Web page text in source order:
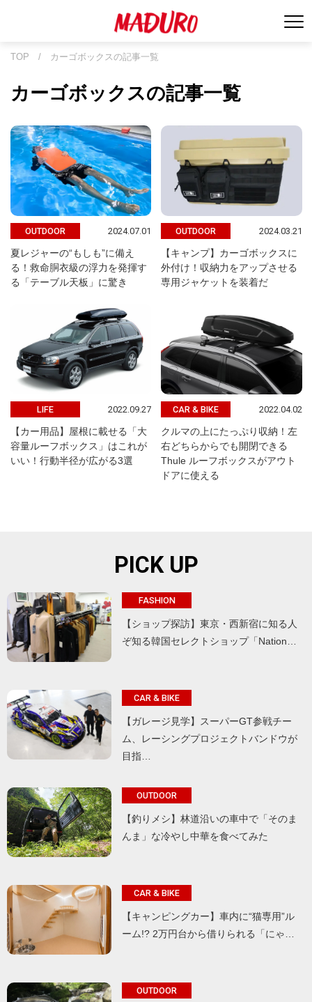
TOP / カーゴボックスの記事一覧
カーゴボックスの記事一覧
OUTDOOR 2024.07.01
夏レジャーの“もしも”に備え
る！救命胴衣級の浮力を発揮す
る「テーブル天板」に驚き
OUTDOOR 2024.03.21
【キャンプ】カーゴボックスに
外付け！収納力をアップさせる
専用ジャケットを装着だ
LIFE 2022.09.27
【カー用品】屋根に載せる「大
容量ルーフボックス」はこれが
いい！行動半径が広がる3選
CAR & BIKE 2022.04.02
クルマの上にたっぷり収納！左
右どちらからでも開閉できる
Thule ルーフボックスがアウト
ドアに使える
PICK UP
FASHION
【ショップ探訪】東京・西新宿に知る人
ぞ知る韓国セレクトショップ「Nation…
CAR & BIKE
【ガレージ見学】スーパーGT参戦チー
ム、レーシングプロジェクトバンドウが
目指…
OUTDOOR
【釣りメシ】林道沿いの車中で「そのま
んま」な冷やし中華を食べてみた
CAR & BIKE
【キャンピングカー】車内に“猫専用”ル
ーム!? 2万円台から借りられる「にゃ…
OUTDOOR